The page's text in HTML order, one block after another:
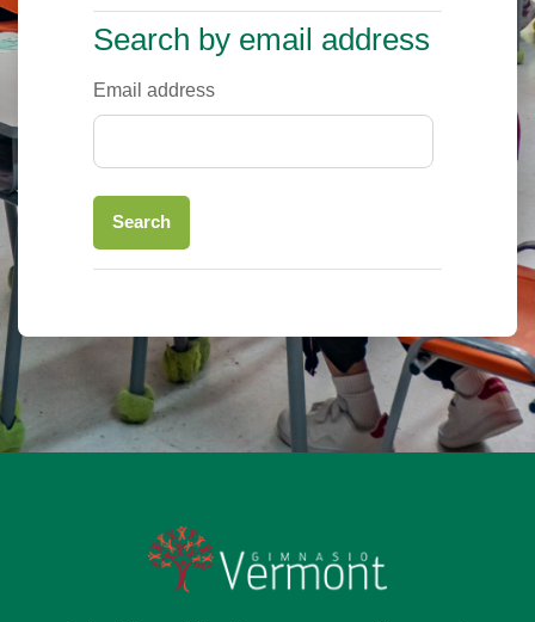
Search by email address
Search by email address
Email address